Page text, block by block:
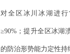
对全区冰川冰湖进
≥90% ； 提升全区冰湖
的防治形势能力定性持